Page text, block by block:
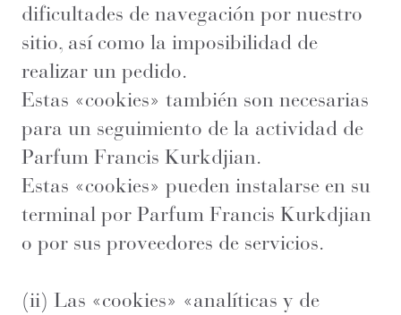
dificultades de navegación por nuestro
sitio, así como la imposibilidad de
realizar un pedido.
Estas «cookies» también son necesarias
para un seguimiento de la actividad de
Parfum Francis Kurkdjian.
Estas «cookies» pueden instalarse en su
terminal por Parfum Francis Kurkdjian
o por sus proveedores de servicios.
(ii) Las «cookies» «analíticas y de